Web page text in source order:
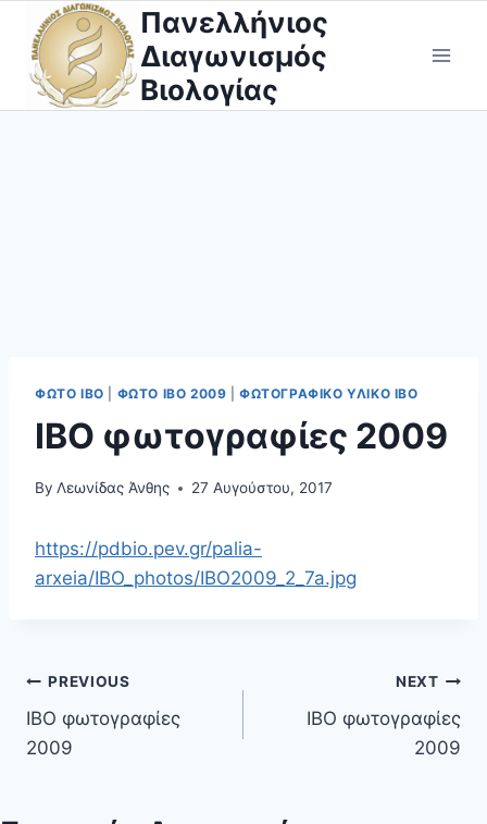
content
Πανελλήνιος
Διαγωνισμός
Βιολογίας
ΦΩΤΟ IBO ΦΩΤΟ ΙΒΟ 2009 |ΦΩΤΟΓΡΑΦΙΚΌ ΥΛΙΚΌ ΙΒΟ
ΙΒΟ φωτογραφίες 2009
By Λεωνίδας Άνθης 27 Αυγούστου, 2017
https://pdbio.pev.gr/palia-
arxeia/IBO_photos/IBO2009_2_7a.jpg
Πλοήγηση
άρθρων
PREVIOUS
ΙΒΟ φωτογραφίες
2009
NEXT
ΙΒΟ φωτογραφίες
2009